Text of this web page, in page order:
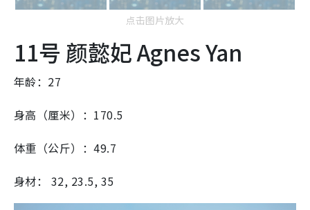
点击图片放大
11号 颜懿妃 Agnes Yan
年龄：27
身高（厘米）：170.5
体重（公斤）：49.7
身材： 32, 23.5, 35